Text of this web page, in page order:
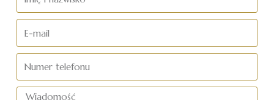
i
mail
telefonu
Wiadomość